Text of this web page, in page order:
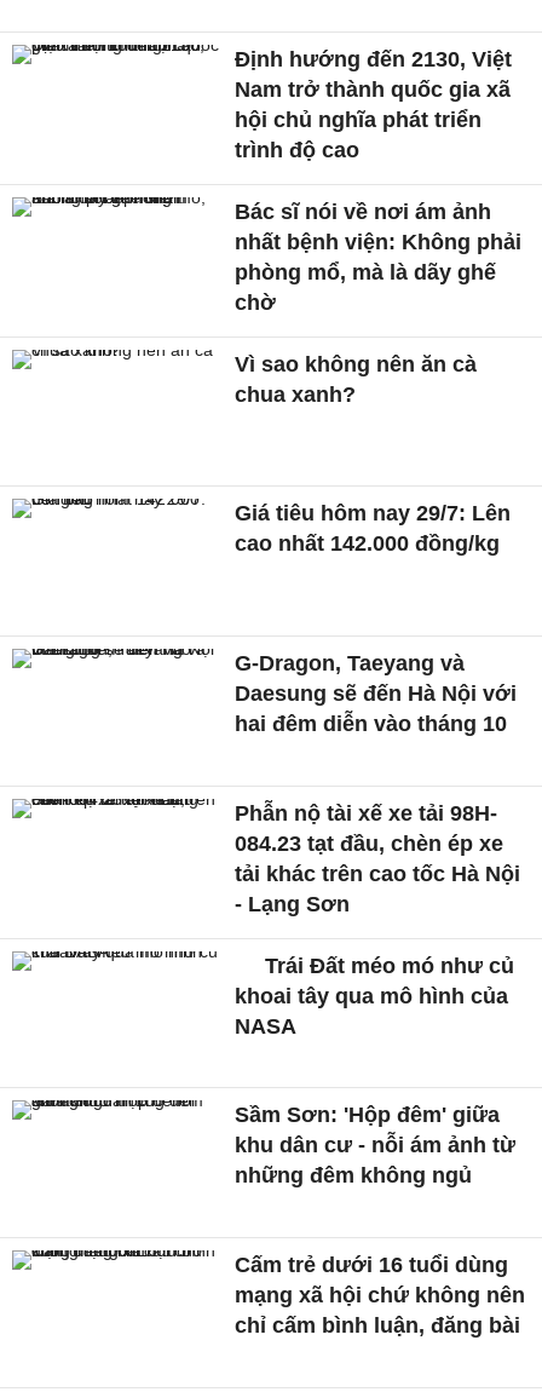
Định hướng đến 2130, Việt
Nam trở thành quốc gia xã
hội chủ nghĩa phát triển
trình độ cao
Bác sĩ nói về nơi ám ảnh
nhất bệnh viện: Không phải
phòng mổ, mà là dãy ghế
chờ
Vì sao không nên ăn cà
chua xanh?
Giá tiêu hôm nay 29/7: Lên
cao nhất 142.000 đồng/kg
G-Dragon, Taeyang và
Daesung sẽ đến Hà Nội với
hai đêm diễn vào tháng 10
Phẫn nộ tài xế xe tải 98H-
084.23 tạt đầu, chèn ép xe
tải khác trên cao tốc Hà Nội
- Lạng Sơn
Trái Đất méo mó như củ
khoai tây qua mô hình của
NASA
Sầm Sơn: 'Hộp đêm' giữa
khu dân cư - nỗi ám ảnh từ
những đêm không ngủ
Cấm trẻ dưới 16 tuổi dùng
mạng xã hội chứ không nên
chỉ cấm bình luận, đăng bài